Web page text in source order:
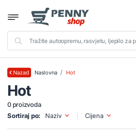
Nazad Naslovna Hot
Hot
0 proizvoda
Sortiraj po:
Naziv Cijena